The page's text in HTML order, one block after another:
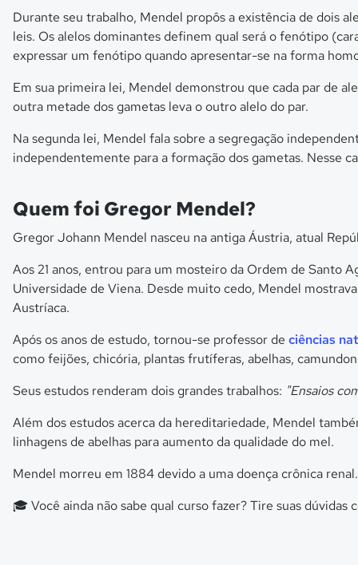
Durante seu trabalho, Mendel propôs a existência de dois
leis. Os alelos dominantes definem qual será o fenótipo
expressar um fenótipo quando apresentar-se na forma
Em sua primeira lei, Mendel demonstrou que cada par de
outra metade dos gametas leva o outro alelo do par.
Na segunda lei, Mendel fala sobre a segregação
independentemente para a formação dos gametas. Nesse
Quem foi Gregor Mendel?
Gregor Johann Mendel nasceu na antiga Áustria, atual
Aos 21 anos, entrou para um mosteiro da Ordem de Santo
Universidade de Viena. Desde muito cedo, Mendel
Austríaca.
Após os anos de estudo, tornou-se professor de ciências
como feijões, chicória, plantas frutíferas, abelhas,
Seus estudos renderam dois grandes trabalhos: "Ensaios
Além dos estudos acerca da hereditariedade, Mendel
linhagens de abelhas para aumento da qualidade do mel.
Mendel morreu em 1884 devido a uma doença crônica renal.
🎓 Você ainda não sabe qual curso fazer? Tire suas dúvidas